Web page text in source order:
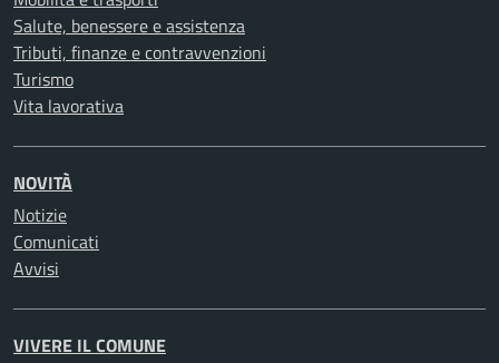
Salute, benessere e assistenza
Tributi, finanze e contravvenzioni
Turismo
Vita lavorativa
NOVITÀ
Notizie
Comunicati
Avvisi
VIVERE IL COMUNE